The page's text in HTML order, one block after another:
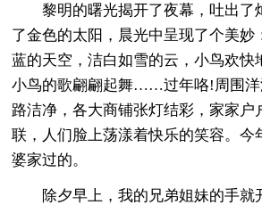
黎明的曙光揭开了夜幕，吐出了
了金色的太阳，晨光中呈现了个美妙
蓝的天空，洁白如雪的云，小鸟欢快
小鸟的歌翩翩起舞……过年咯!周围洋
路洁净，各大商铺张灯结彩，家家户
联，人们脸上荡漾着快乐的笑容。今
婆家过的。
除夕早上，我的兄弟姐妹的手就